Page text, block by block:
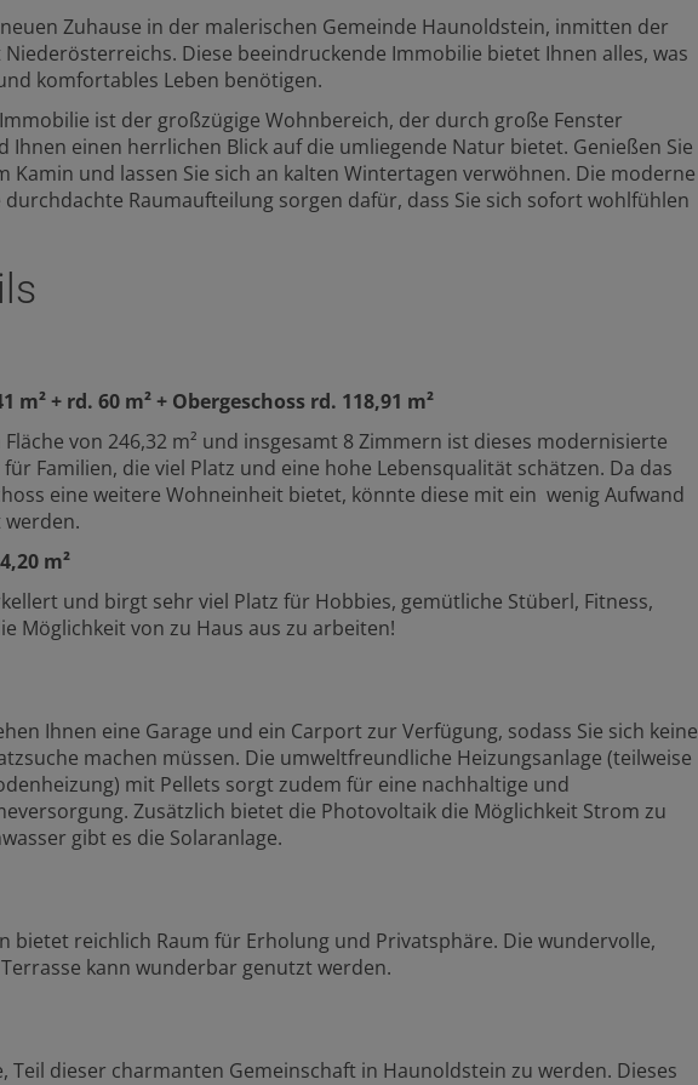
Zuhause in der malerischen Gemeinde Haunoldstein, inmitten der
Diese beeindruckende Immobilie bietet Ihnen alles, was
komfortables Leben benötigen.
ist der großzügige Wohnbereich, der durch große Fenster
einen herrlichen Blick auf die umliegende Natur bietet. Genießen Sie
Kamin und lassen Sie sich an kalten Wintertagen verwöhnen. Die moderne
Raumaufteilung sorgen dafür, dass Sie sich sofort wohlfühlen
m² + rd. 60 m² + Obergeschoss rd. 118,91 m²
von 246,32 m² und insgesamt 8 Zimmern ist dieses modernisierte
Familien, die viel Platz und eine hohe Lebensqualität schätzen. Da das
eine weitere Wohneinheit bietet, könnte diese mit ein wenig Aufwand
m²
und birgt sehr viel Platz für Hobbies, gemütliche Stüberl, Fitness,
Möglichkeit von zu Haus aus zu arbeiten!
Ihnen eine Garage und ein Carport zur Verfügung, sodass Sie sich keine
machen müssen. Die umweltfreundliche Heizungsanlage (teilweise
mit Pellets sorgt zudem für eine nachhaltige und
Zusätzlich bietet die Photovoltaik die Möglichkeit Strom zu
gibt es die Solaranlage.
bietet reichlich Raum für Erholung und Privatsphäre. Die wundervolle,
kann wunderbar genutzt werden.
Teil dieser charmanten Gemeinschaft in Haunoldstein zu werden. Dieses